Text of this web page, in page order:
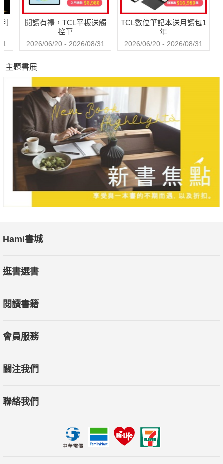
閱讀有禮，TCL平板送觸
控筆
2026/06/20 - 2026/08/31
TCL數位筆記本送月讀包1
年
2026/06/20 - 2026/08/31
主題書展
Hami書城
逛書選書
閱讀書籍
會員服務
關注我們
聯絡我們